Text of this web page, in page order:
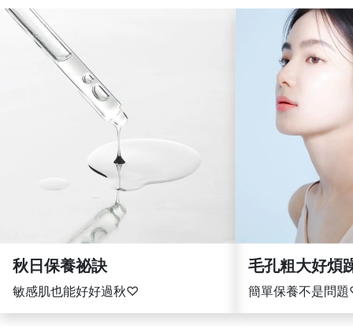
秋日保養祕訣
敏感肌也能好好過秋♡
繼續閱讀
毛孔粗大好煩
簡單保養不是問